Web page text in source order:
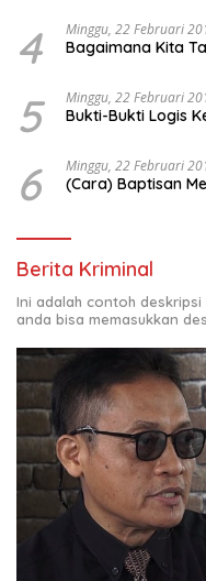
4 Minggu, 22 Februari
Bagaimana Kita
5 Minggu, 22 Februari
Bukti-Bukti Logis
6 Minggu, 22 Februari
(Cara) Baptisan
Berita Kriminal
Ini adalah contoh
anda bisa memasukkan